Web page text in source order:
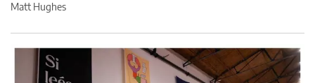
Matt Hughes